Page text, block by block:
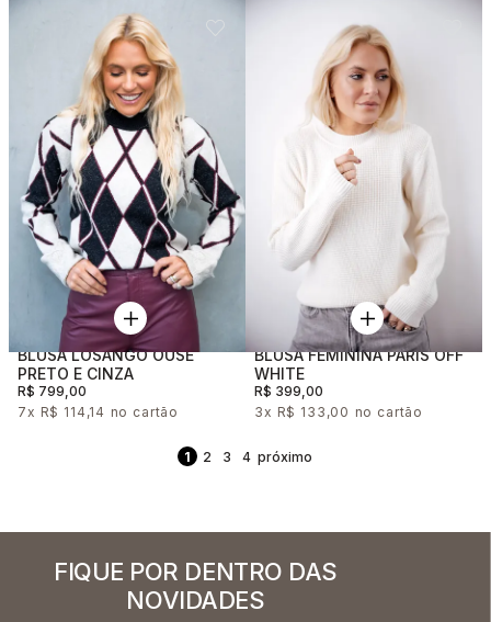
BLUSA LOSANGO OUSE
PRETO E CINZA
R$ 799,00
7x R$ 114,14
BLUSA FEMININA PARIS OFF
WHITE
R$ 399,00
3x R$ 133,00
1 2 3 4
FIQUE POR DENTRO DAS
NOVIDADES